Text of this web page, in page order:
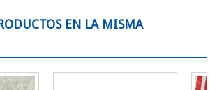
EN LA MISMA